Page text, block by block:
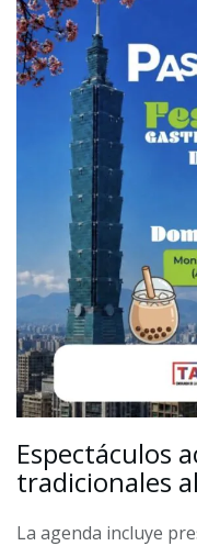
Espectáculos
tradicionales
La agenda incluye